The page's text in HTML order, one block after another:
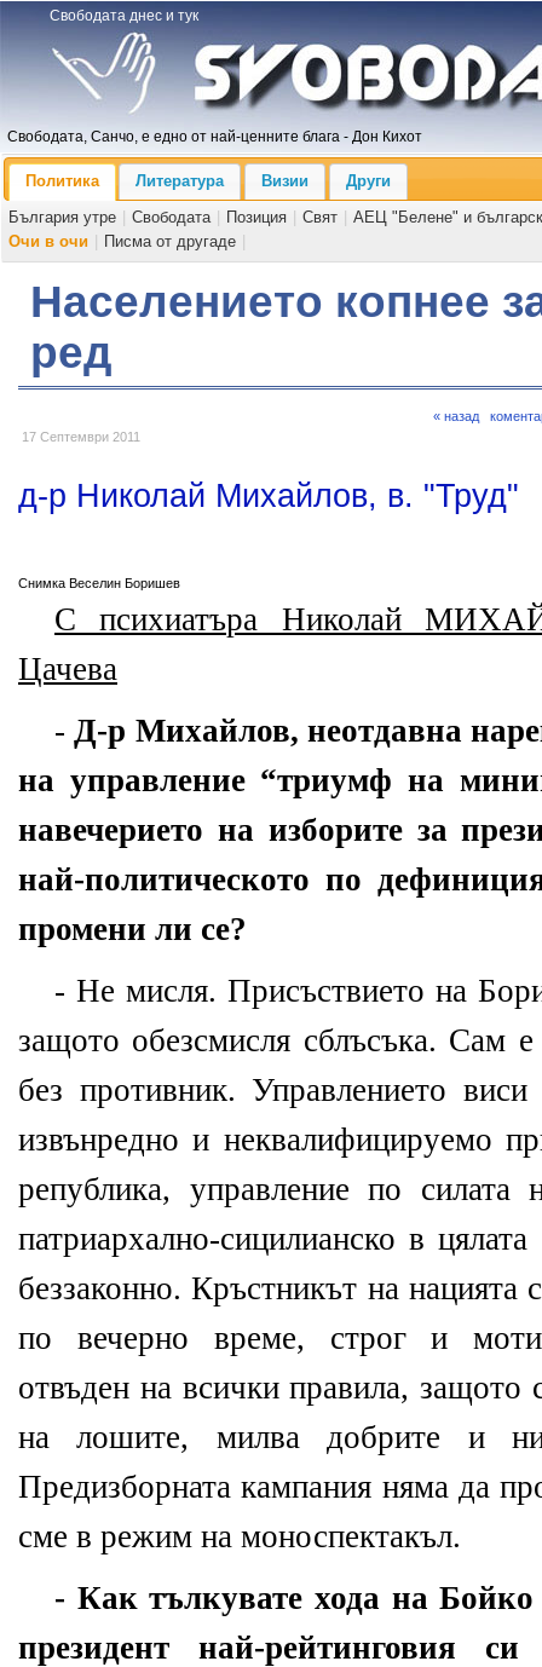
Свободата днес и тук
Свободата, Санчо, е едно от най-ценните блага - Дон Кихот
Политика Литература Визии
Други
България утре
Свободата Позиция Свят
АЕЦ "Белене" и
Очи в очи
Писма от другаде
Населението копнее
ред
17 Септември 2011
« назад
д-р Николай Михайлов, в. "Труд"
Снимка Веселин Боришев
С психиатъра Николай
Цачева
- Д-р Михайлов, неотдавна
на управление “триумф на
навечерието на изборите за
най-политическото по
промени ли се?
- Не мисля. Присъствието на
защото обезсмисля сблъсъка. Сам
без противник. Управлението
извънредно и неквалифицируемо
република, управление по
патриархално-сицилианско в
беззаконно. Кръстникът на нацията
по вечерно време, строг и
отвъден на всички правила, защото
на лошите, милва добрите и
Предизборната кампания няма да
сме в режим на моноспектакъл.
- Как тълкувате хода на Бойко
президент най-рейтинговия